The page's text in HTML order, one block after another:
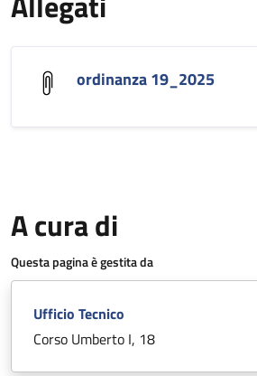
ordinanza 19_2025
A cura di
Questa pagina è gestita da
Ufficio Tecnico
Corso Umberto I, 18